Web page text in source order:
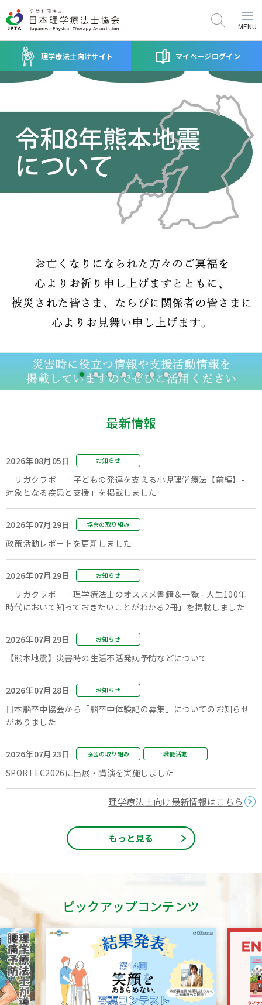
MENU
理学療法士向けサイト マイページログイン
最新情報
2026年08月05日 お知らせ
［リガクラボ］「子どもの発達を支える小児理学療法【前編】-
対象となる疾患と支援」を掲載しました
2026年07月29日 協会の取り組み
政策活動レポートを更新しました
2026年07月29日 お知らせ
［リガクラボ］「理学療法士のオススメ書籍＆一覧 - 人生100年
時代において知っておきたいことがわかる2冊」を掲載しました
2026年07月29日 お知らせ
【熊本地震】災害時の生活不活発病予防などについて
2026年07月28日 お知らせ
日本脳卒中協会から「脳卒中体験記の募集」についてのお知らせ
がありました
2026年07月23日 協会の取り組み 職能活動
SPORTEC2026に出展・講演を実施しました
理学療法士向け最新情報はこちら
もっと見る
ピックアップコンテンツ